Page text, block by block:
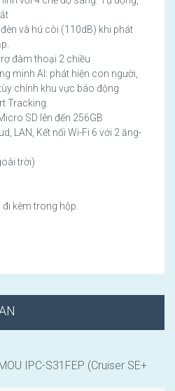
và hú còi (110dB) khi phát
đàm thoại 2 chiều
minh AI: phát hiện con người,
chính khu vực báo động
Tracking.
SD lên đến 256GB
LAN, Kết nối Wi-Fi 6 với 2 ăng-
trời)
kèm trong hộp.